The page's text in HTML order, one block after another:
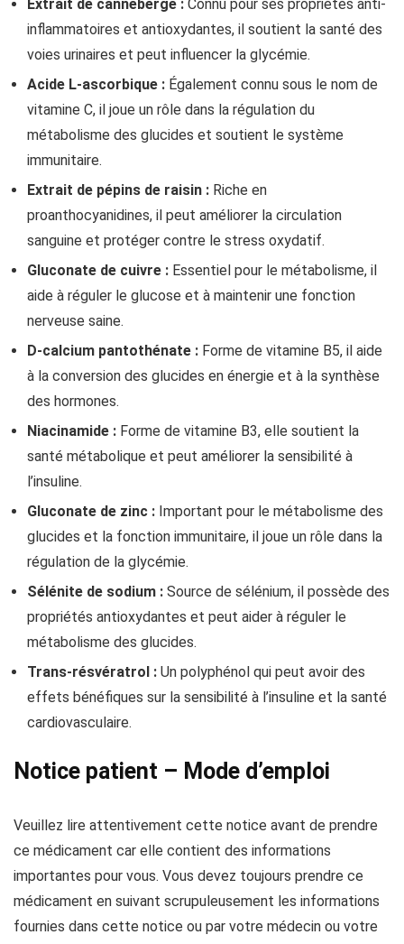
Extrait de canneberge : Connu pour ses propriétés anti-
inflammatoires et antioxydantes, il soutient la santé des
voies urinaires et peut influencer la glycémie.
Acide L-ascorbique : Également connu sous le nom de
vitamine C, il joue un rôle dans la régulation du
métabolisme des glucides et soutient le système
immunitaire.
Extrait de pépins de raisin : Riche en
proanthocyanidines, il peut améliorer la circulation
sanguine et protéger contre le stress oxydatif.
Gluconate de cuivre : Essentiel pour le métabolisme, il
aide à réguler le glucose et à maintenir une fonction
nerveuse saine.
D-calcium pantothénate : Forme de vitamine B5, il aide
à la conversion des glucides en énergie et à la synthèse
des hormones.
Niacinamide : Forme de vitamine B3, elle soutient la
santé métabolique et peut améliorer la sensibilité à
l’insuline.
Gluconate de zinc : Important pour le métabolisme des
glucides et la fonction immunitaire, il joue un rôle dans la
régulation de la glycémie.
Sélénite de sodium : Source de sélénium, il possède des
propriétés antioxydantes et peut aider à réguler le
métabolisme des glucides.
Trans-résvératrol : Un polyphénol qui peut avoir des
effets bénéfiques sur la sensibilité à l’insuline et la santé
cardiovasculaire.
Notice patient – Mode d’emploi
Veuillez lire attentivement cette notice avant de prendre
ce médicament car elle contient des informations
importantes pour vous. Vous devez toujours prendre ce
médicament en suivant scrupuleusement les informations
fournies dans cette notice ou par votre médecin ou votre